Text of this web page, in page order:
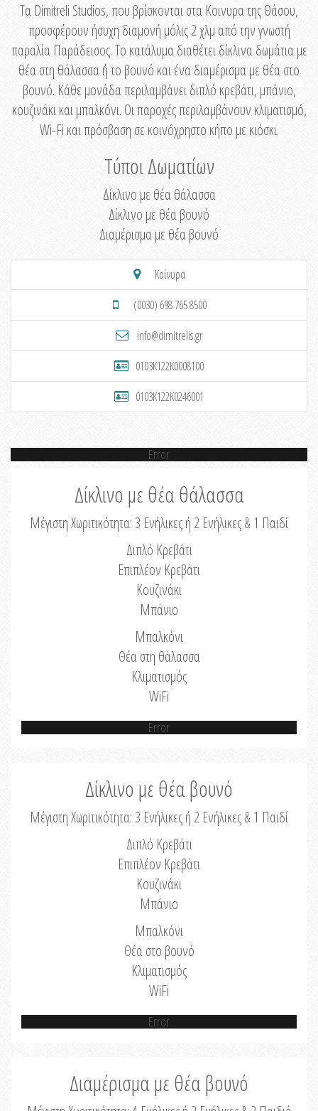
Τα Dimitreli Studios, που βρίσκονται στα Κοινυρα της Θάσου,
προσφέρουν ήσυχη διαμονή μόλις 2 χλμ από την γνωστή
παραλία Παράδεισος. Το κατάλυμα διαθέτει δίκλινα δωμάτια με
θέα στη θάλασσα ή το βουνό και ένα διαμέρισμα με θέα στο
βουνό. Κάθε μονάδα περιλαμβάνει διπλό κρεβάτι, μπάνιο,
κουζινάκι και μπαλκόνι. Οι παροχές περιλαμβάνουν κλιματισμό,
Wi-Fi και πρόσβαση σε κοινόχρηστο κήπο με κιόσκι.
Τύποι Δωματίων
Δίκλινο με θέα θάλασσα
Δίκλινο με θέα βουνό
Διαμέρισμα με θέα βουνό
Κοίνυρα
(0030) 698 765 8500
info@dimitrelis.gr
0103K122K0008100
0103K122K0246001
Error
Δίκλινο με θέα θάλασσα
Μέγιστη Χωριτικότητα: 3 Ενήλικες ή 2 Ενήλικες & 1 Παιδί
Διπλό Κρεβάτι
Επιπλέον Κρεβάτι
Κουζινάκι
Μπάνιο
Μπαλκόνι
Θέα στη θάλασσα
Κλιματισμός
WiFi
Error
Δίκλινο με θέα βουνό
Μέγιστη Χωριτικότητα: 3 Ενήλικες ή 2 Ενήλικες & 1 Παιδί
Διπλό Κρεβάτι
Επιπλέον Κρεβάτι
Κουζινάκι
Μπάνιο
Μπαλκόνι
Θέα στο βουνό
Κλιματισμός
WiFi
Error
Διαμέρισμα με θέα βουνό